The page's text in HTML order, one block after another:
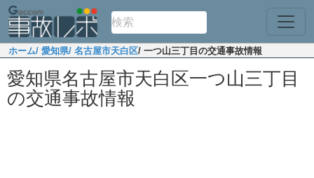
ホーム/ 愛知県/ 名古屋市天白区/ 一つ山三丁目の交通事故情報
愛知県名古屋市天白区一つ山三丁目
の交通事故情報